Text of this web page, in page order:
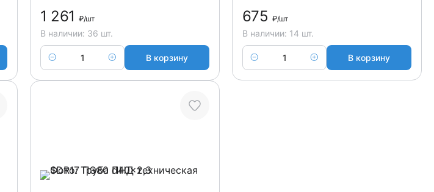
1 261₽/шт
В наличии: 36 шт.
В корзину
675₽/шт
В наличии: 14 шт.
В корзину